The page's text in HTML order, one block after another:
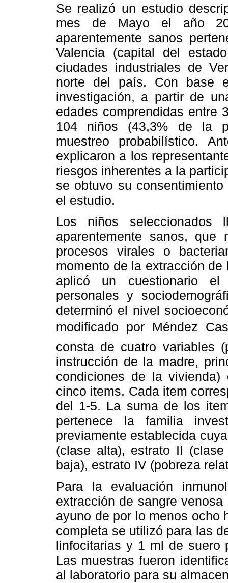
Se realizó un estudio
mes de Mayo el año
aparentemente sanos
Valencia (capital del
ciudades industriales de
norte del país. Con base
investigación, a partir de
edades comprendidas entre
104 niños (43,3% de la
muestreo probabilístico.
explicaron a los
riesgos inherentes a la
se obtuvo su
el estudio.
Los niños seleccionados
aparentemente sanos,
procesos virales o
momento de la extracción
aplicó un cuestionario
personales y
determinó el nivel
modificado por Méndez
consta de cuatro variables
instrucción de la madre,
condiciones de la
cinco items. Cada item
del 1-5. La suma de los
pertenece la familia
previamente establecida
(clase alta), estrato II
baja), estrato IV (pobreza
Para la evaluación
extracción de sangre
ayuno de por lo menos ocho
completa se utilizó para las
linfocitarias y 1 ml de suero
Las muestras fueron
al laboratorio para su